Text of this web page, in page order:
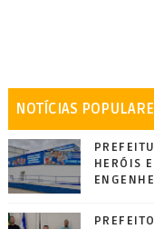
NOTÍCIAS
HERÓIS